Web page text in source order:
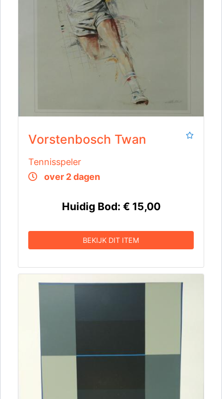
Vorstenbosch Twan
Tennisspeler
over 2 dagen
Huidig Bod: € 15,00
BEKIJK DIT ITEM